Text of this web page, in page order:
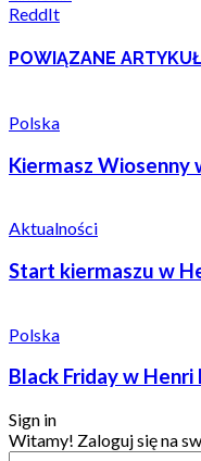
ReddIt
POWIĄZANE
Polska
Kiermasz Wiosenny
Aktualności
Start kiermaszu w
Polska
Black Friday w
Sign in
Witamy! Zaloguj się na